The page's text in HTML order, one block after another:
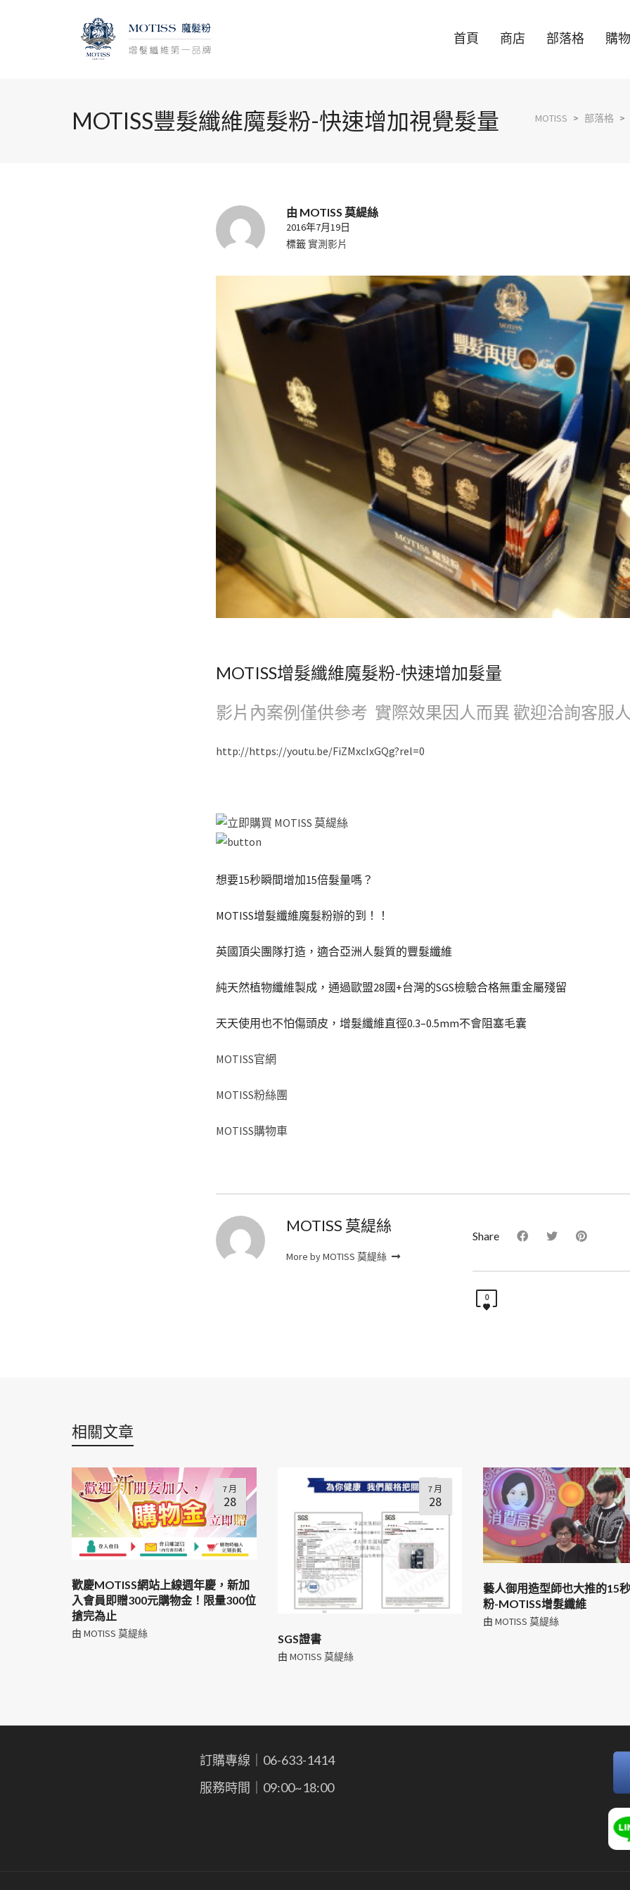
首頁 商店 部落格 購
MOTISS豐髮纖維魔髮粉-快速增加視覺髮量 MOTISS > 部落格 >
由 MOTISS 莫緹絲
2016年7月19日
標籤實測影片
MOTISS增髮纖維魔髮粉-快速增加髮量
影片內案例僅供參考 實際效果因人而異 歡迎洽詢客服
http://https://youtu.be/FiZMxcIxGQg?rel=0
想要15秒瞬間增加15倍髮量嗎？
MOTISS增髮纖維魔髮粉辦的到！！
英國頂尖團隊打造，適合亞洲人髮質的豐髮纖維
純天然植物纖維製成，通過歐盟28國+台灣的SGS檢驗合格無重金屬殘留
天天使用也不怕傷頭皮，增髮纖維直徑0.3–0.5mm不會阻塞毛囊
MOTISS官網
MOTISS粉絲團
MOTISS購物車
MOTISS 莫緹絲
More by MOTISS 莫緹絲
Share
0
相關文章
7 月
28
歡慶MOTISS網站上線週年慶，新加
入會員即贈300元購物金！限量300位
搶完為止
由 MOTISS 莫緹絲
7 月
28
SGS證書
由 MOTISS 莫緹絲
藝人御用造型師也大推的15
粉-MOTISS增髮纖維
由 MOTISS 莫緹絲
訂購專線｜06-633-1414
服務時間｜09:00~18:00